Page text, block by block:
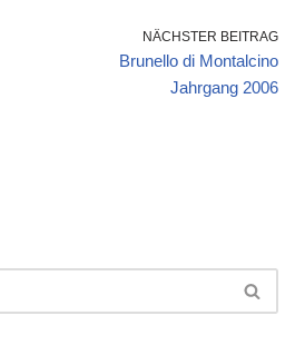
NÄCHSTER BEITRAG
Brunello di Montalcino
Jahrgang 2006